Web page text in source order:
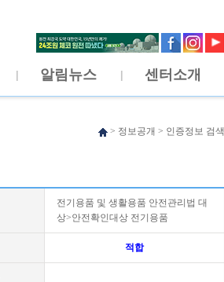
알림뉴스 센터소개
> 정보공개 > 인증정보 검색
전기용품 및 생활용품 안전관리법 대
상>안전확인대상 전기용품
적합